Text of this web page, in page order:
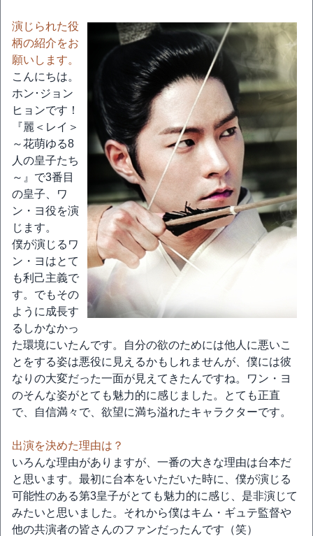
演じられた役
柄の紹介をお
願いします。
こんにちは。
ホン･ジョン
ヒョンです！
『麗＜レイ＞
～花萌ゆる8
人の皇子たち
～』で3番目
の皇子、ワ
ン・ヨ役を演
じます。
僕が演じるワ
ン・ヨはとて
も利己主義で
す。でもその
ように成長す
るしかなかっ
た環境にいたんです。自分の欲のためには他人に悪いこ
とをする姿は悪役に見えるかもしれませんが、僕には彼
なりの大変だった一面が見えてきたんですね。ワン・ヨ
のそんな姿がとても魅力的に感じました。とても正直
で、自信満々で、欲望に満ち溢れたキャラクターです。
出演を決めた理由は？
いろんな理由がありますが、一番の大きな理由は台本だ
と思います。最初に台本をいただいた時に、僕が演じる
可能性のある第3皇子がとても魅力的に感じ、是非演じて
みたいと思いました。それから僕はキム・ギュテ監督や
他の共演者の皆さんのファンだったんです（笑）